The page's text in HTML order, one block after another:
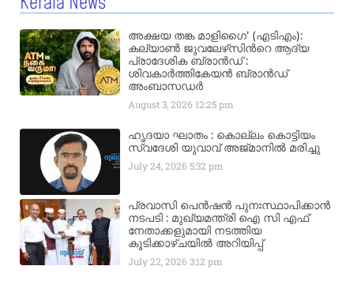
അക്ഷയ തങ്ക മാളിഗൈ’ (എടിഎം):
കല്യാണ്‍ ജുവലേഴ്‌സിന്‍റെ ആദ്യ
പ്രാദേശിക ബ്രാന്‍ഡ് :
ശിവകാര്‍ത്തികേയന്‍ ബ്രാന്‍ഡ്
അംബാസഡര്‍
August 3, 2026 12:25 pm
ഹൃദയാ ഘാതം : കൊല്ലം കൊട്ടിയം
സ്വദേശി യുവാവ് അജ്മാനിൽ മരിച്ചു
July 24, 20265:32 pm
പ്രവാസി പെൻഷൻ പുനഃസ്ഥാപിക്കാൻ
നടപടി : മുഖ്യമന്ത്രി ഐ സി എഫ്
നേതാക്കളുമായി നടത്തിയ
കൂടിക്കാഴ്ചയിൽ അറിയിപ്പ്
July 22, 20263:12 pm